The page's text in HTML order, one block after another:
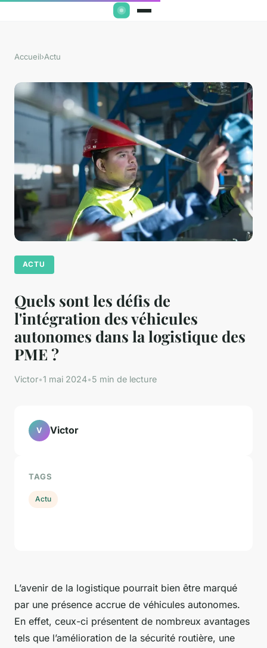
Accueil›Actu
ACTU
Quels sont les défis de
l'intégration des véhicules
autonomes dans la logistique des
PME ?
Victor•1 mai 2024•5 min de lecture
L’avenir de la logistique pourrait bien être marqué
par une présence accrue de véhicules autonomes.
En effet, ceux-ci présentent de nombreux avantages
tels que l’amélioration de la sécurité routière, une
V Victor
TAGS
Actu